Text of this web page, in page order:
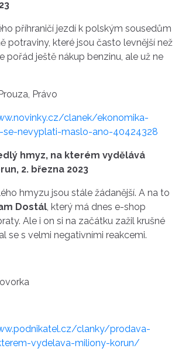
příhraničí jezdí k polským sousedům
potraviny, které jsou často levnější než
pořád ještě nákup benzinu, ale už ne
Právo
clanek/ekonomika-
nevyplati-maslo-ano-40424328
hmyz, na kterém vydělává
2. března 2023
hmyzu jsou stále žádanější. A na to
Dostál, který má dnes e-shop
Ale i on si na začátku zažil krušné
se s velmi negativními reakcemi.
clanky/prodava-
vydelava-miliony-korun/